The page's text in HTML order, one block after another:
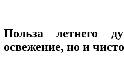
Польза летнего
освежение, но и